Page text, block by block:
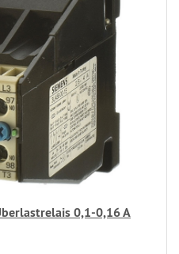
0,1-0,16 A